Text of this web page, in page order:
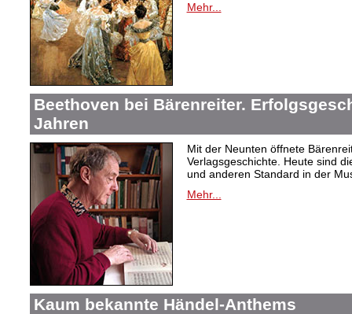
Mehr...
Beethoven bei Bärenreiter.
Jahren
Mit der Neunten öffnete
Verlagsgeschichte. Heute sind
und anderen Standard in der
Mehr...
Kaum bekannte Händel-Anthems